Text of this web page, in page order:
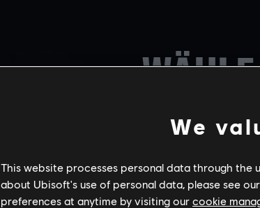
CALYPSO-CASINO GRENZE
We
This website processes personal data through the
about Ubisoft's use of personal data, please see our
preferences at anytime by visiting our cookie